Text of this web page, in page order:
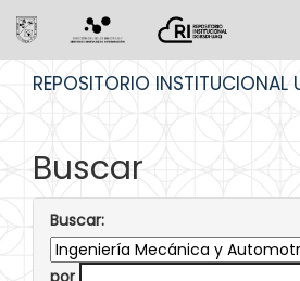
REPOSITORIO INSTITUCIONAL
Buscar
Buscar:
por